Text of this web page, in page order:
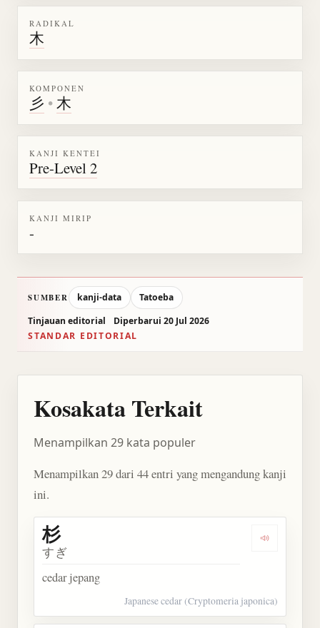
RADIKAL
木
KOMPONEN
彡 •木
KANJI KENTEI
Pre-Level 2
KANJI MIRIP
-
SUMBER kanji-data
Tatoeba
Tinjauan editorial
Diperbarui 20 Jul 2026
STANDAR EDITORIAL
Kosakata Terkait
Menampilkan 29 kata populer
Menampilkan 29 dari 44 entri yang mengandung kanji
ini.
Dengarkan
杉
すぎ
cedar jepang
Japanese cedar (Cryptomeria japonica)